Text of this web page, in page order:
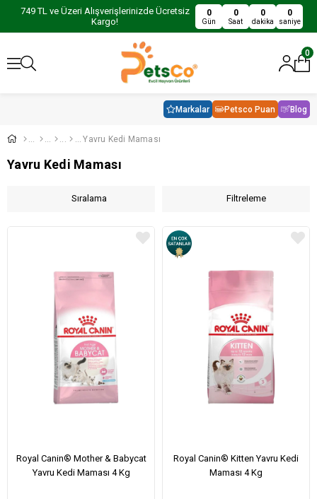
749 TL ve Üzeri Alışverişlerinizde Ücretsiz
Kargo!
0
Gün
0
Saat
0
dakika
0
saniye
0
Markalar Petsco Puan Blog
Yavru Kedi Maması
Yavru Kedi Maması
Filtreleme
Sıralama
Royal Canin® Mother & Babycat
Yavru Kedi Maması 4 Kg
Royal Canin® Kitten Yavru Kedi
Maması 4 Kg